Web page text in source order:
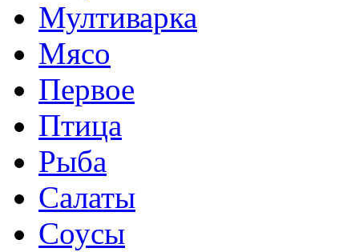
Мултиварка
Мясо
Первое
Птица
Рыба
Салаты
Соусы